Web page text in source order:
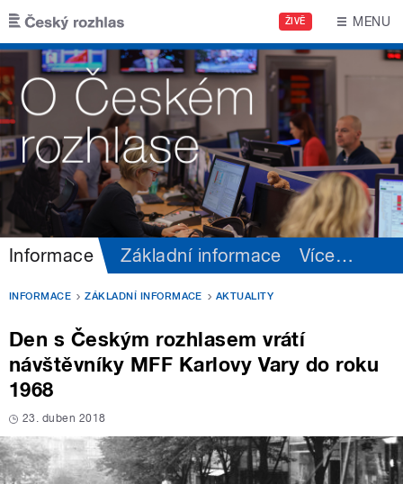
Přejít k hlavnímu obsahu
ŽIVĚ MENU
Informace Základní informace Více…
INFORMACE ZÁKLADNÍ INFORMACE AKTUALITY
Den s Českým rozhlasem vrátí
návštěvníky MFF Karlovy Vary do roku
1968
23. duben 2018